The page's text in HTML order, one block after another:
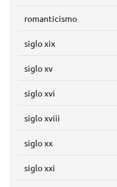
romanticismo
siglo xix
siglo xv
siglo xvi
siglo xviii
siglo xx
siglo xxi